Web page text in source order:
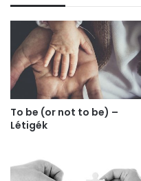
To be (or not to be) –
Létigék